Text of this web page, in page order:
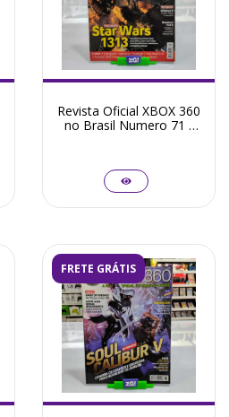
Revista Oficial XBOX 360
no Brasil Numero 71 -
FRETE GRÁTIS